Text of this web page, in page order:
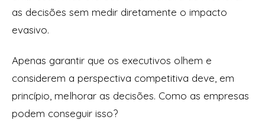
as decisões sem medir diretamente o impacto
evasivo.
Apenas garantir que os executivos olhem e
considerem a perspectiva competitiva deve, em
princípio, melhorar as decisões. Como as empresas
podem conseguir isso?